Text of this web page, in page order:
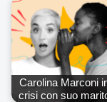
Carolina Marconi
crisi con suo